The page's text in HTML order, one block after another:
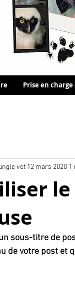
Prise en
vet 12 mars 2020 1
sous-titre de
de votre post et